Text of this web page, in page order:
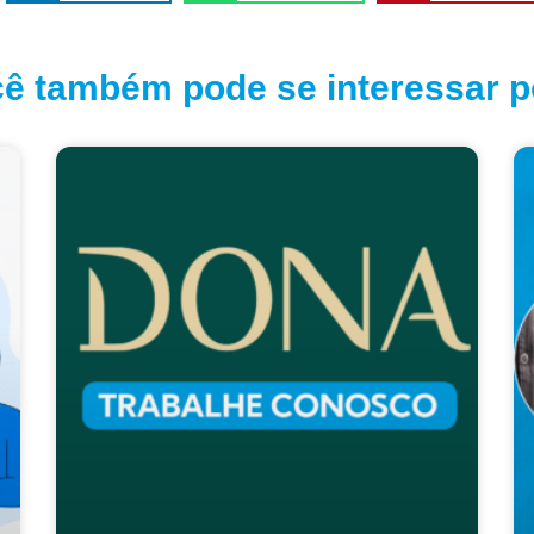
também pode se interessar